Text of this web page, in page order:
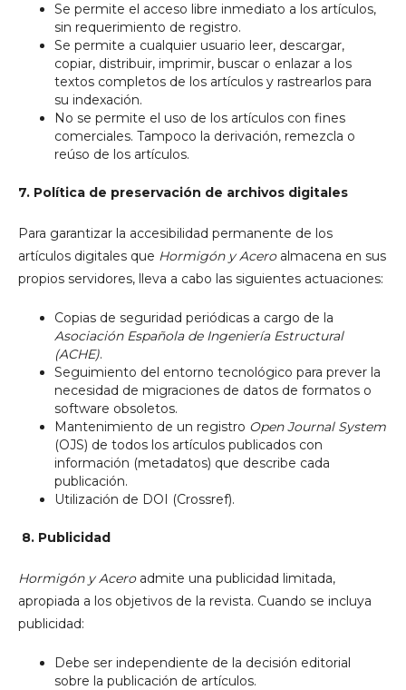
Se permite el acceso libre inmediato a los artículos,
sin requerimiento de registro.
Se permite a cualquier usuario leer, descargar,
copiar, distribuir, imprimir, buscar o enlazar a los
textos completos de los artículos y rastrearlos para
su indexación.
No se permite el uso de los artículos con fines
comerciales. Tampoco la derivación, remezcla o
reúso de los artículos.
7. Política de preservación de archivos digitales
Para garantizar la accesibilidad permanente de los
artículos digitales que Hormigón y Aceroalmacena en sus
propios servidores, lleva a cabo las siguientes actuaciones:
Copias de seguridad periódicas a cargo de la
Asociación Española de Ingeniería Estructural
(ACHE).
Seguimiento del entorno tecnológico para prever la
necesidad de migraciones de datos de formatos o
software obsoletos.
Mantenimiento de un registro Open Journal System
(OJS) de todos los artículos publicados con
información (metadatos) que describe cada
publicación.
Utilización de DOI (Crossref).
8. Publicidad
Hormigón y Aceroadmite una publicidad limitada,
apropiada a los objetivos de la revista. Cuando se incluya
publicidad:
Debe ser independiente de la decisión editorial
sobre la publicación de artículos.